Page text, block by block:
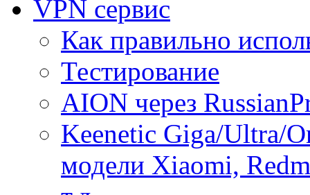
VPN сервис
Как правильно
Тестирование
AION через
Keenetic Giga/Ultra/
модели Xiaomi,